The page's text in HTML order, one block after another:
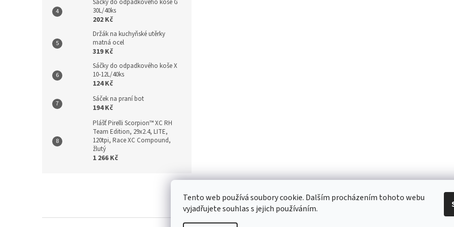
Tento web používá soubory cookie. Dalším procházením tohoto webu
vyjadřujete souhlas s jejich používáním.
Sáčky do odpadkového koše G
30L/40ks
202 Kč
Držák na kuchyňské utěrky
matná ocel
319 Kč
Sáčky do odpadkového koše X
10-12L/40ks
124 Kč
Sáček na praní bot
194 Kč
Plášť Pirelli Scorpion™ XC RH
Team Edition, 29x2.4, LITE,
120tpi, Race XC Compound,
žlutý
1 266 Kč
Kontakt / Obchodní podmínky / Ochrana osobních údajů / Reklamace / Výměna,